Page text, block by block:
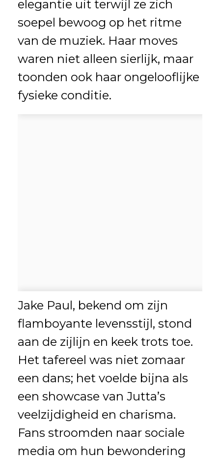
elegantie uit terwijl ze zich
soepel bewoog op het ritme
van de muziek. Haar moves
waren niet alleen sierlijk, maar
toonden ook haar ongelooflijke
fysieke conditie.
Jake Paul, bekend om zijn
flamboyante levensstijl, stond
aan de zijlijn en keek trots toe.
Het tafereel was niet zomaar
een dans; het voelde bijna als
een showcase van Jutta’s
veelzijdigheid en charisma.
Fans stroomden naar sociale
media om hun bewondering